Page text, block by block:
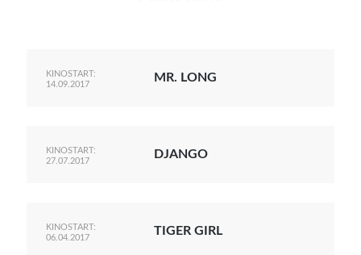
KINOSTART:
14.09.2017
MR. LONG
KINOSTART:
27.07.2017
DJANGO
KINOSTART:
06.04.2017
TIGER GIRL